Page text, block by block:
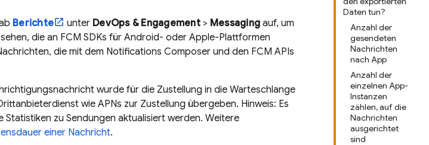
Daten tun?
Anzahl der
gesendeten
Nachrichten
nach App
Anzahl der
einzelnen App-
Instanzen
zählen, auf die
Nachrichten
ausgerichtet
sind
Berichte unter DevOps & Engagement> Messaging auf, um
die an FCM SDKs für Android- oder Apple-Plattformen
die mit dem Notifications Composer und den FCM APIs
wurde für die Zustellung in die Warteschlange
wie APNs zur Zustellung übergeben. Hinweis: Es
Statistiken zu Sendungen aktualisiert werden. Weitere
einer Nachricht.